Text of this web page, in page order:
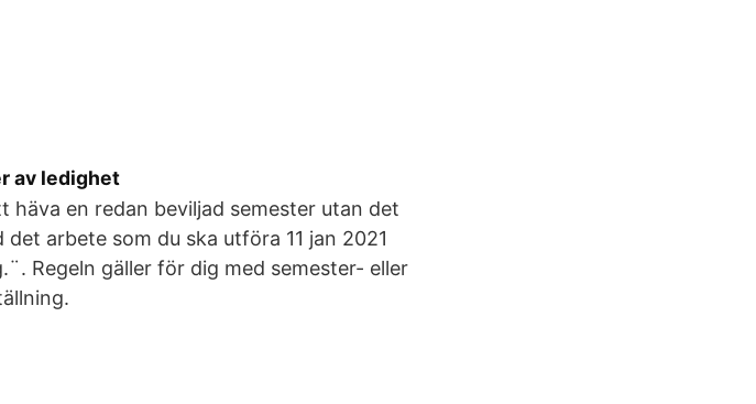
av ledighet
en redan beviljad semester utan det
arbete som du ska utföra 11 jan 2021
Regeln gäller för dig med semester- eller